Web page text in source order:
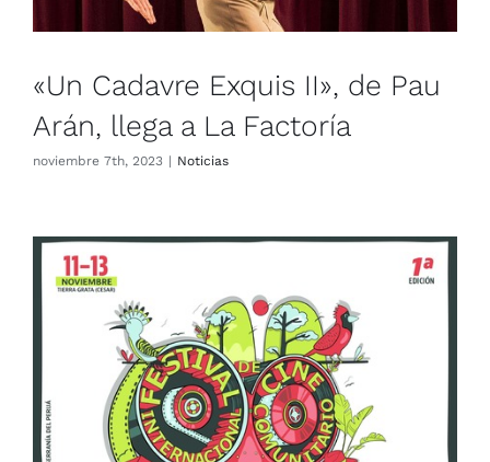
«Un Cadavre Exquis II», de Pau
Arán, llega a La Factoría
noviembre 7th, 2023 | Noticias
¡Ya puedes inscribirte al Festival